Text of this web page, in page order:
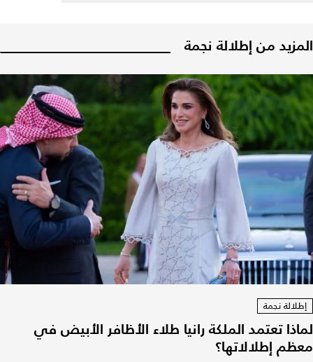
المزيد من إطلالة نجمة
إطلالة نجمة
لماذا تعتمد الملكة رانيا طلاء الأظافر الأبيض في
معظم إطلالاتها؟